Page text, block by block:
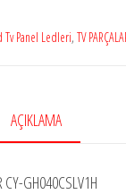
Tv Panel Ledleri, TV
AÇIKLAMA
GH040CSLV1H